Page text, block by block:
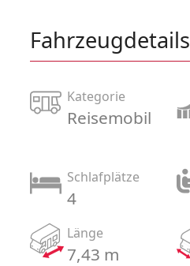
Fahrzeugdetails
Kategorie
Reisemobil
Schlafplätze
4
Länge
7,43 m